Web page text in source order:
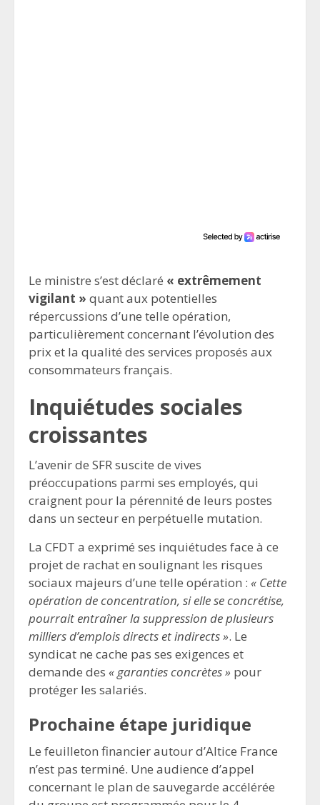
Le ministre s’est déclaré « extrêmement
vigilant » quant aux potentielles
répercussions d’une telle opération,
particulièrement concernant l’évolution des
prix et la qualité des services proposés aux
consommateurs français.
Inquiétudes sociales
croissantes
L’avenir de SFR suscite de vives
préoccupations parmi ses employés, qui
craignent pour la pérennité de leurs postes
dans un secteur en perpétuelle mutation.
La CFDT a exprimé ses inquiétudes face à ce
projet de rachat en soulignant les risques
sociaux majeurs d’une telle opération : « Cette
opération de concentration, si elle se concrétise,
pourrait entraîner la suppression de plusieurs
milliers d’emplois directs et indirects ». Le
syndicat ne cache pas ses exigences et
demande des « garanties concrètes » pour
protéger les salariés.
Prochaine étape juridique
Le feuilleton financier autour d’Altice France
n’est pas terminé. Une audience d’appel
concernant le plan de sauvegarde accélérée